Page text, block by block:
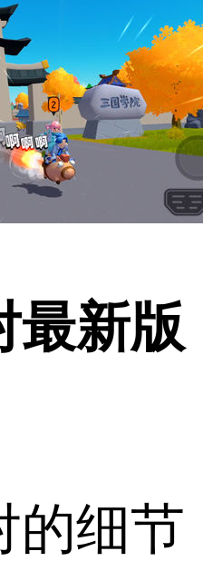
最新版
的细节